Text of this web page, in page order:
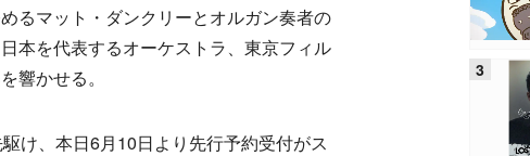
るマット・ダンクリーとオルガン奏者の
本を代表するオーケストラ、東京フィル
響かせる。
け、本日6月10日より先行予約受付がス